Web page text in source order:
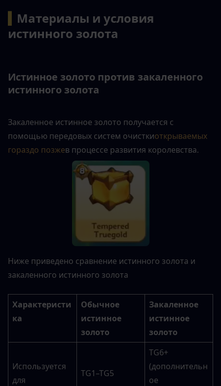
Материалы и условия
истинного золота
Истинное золото против закаленного
истинного золота
Закаленное истинное золото получается с
помощью передовых систем очисткиоткрываемых
гораздо позжев процессе развития королевства.
Ниже приведено сравнение истинного золота и
закаленного истинного золота
Характеристи
ка
Обычное
истинное
золото
Закаленное
истинное
золото
Используется
для
TG1–TG5
TG6+
(дополнительн
ое